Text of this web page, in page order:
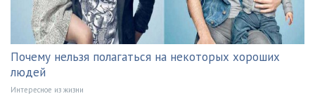
Почему нельзя полагаться на некоторых хороших
людей
Интересное из жизни